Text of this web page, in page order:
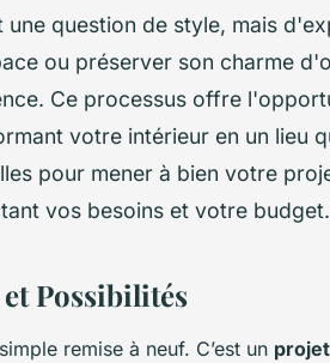
question de style, mais
ou préserver son charme
Ce processus offre
votre intérieur en un lieu
pour mener à bien votre
vos besoins et votre budget.
Possibilités
remise à neuf. C’est un